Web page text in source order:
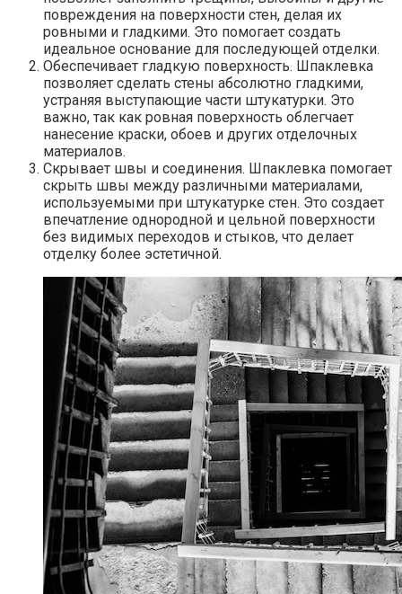
повреждения на поверхности стен, делая их
ровными и гладкими.​ Это помогает создать
идеальное основание для последующей отделки.​
Обеспечивает гладкую поверхность.​ Шпаклевка
позволяет сделать стены абсолютно гладкими,
устраняя выступающие части штукатурки. Это
важно, так как ровная поверхность облегчает
нанесение краски, обоев и других отделочных
материалов.​
Скрывает швы и соединения.​ Шпаклевка помогает
скрыть швы между различными материалами,
используемыми при штукатурке стен.​ Это создает
впечатление однородной и цельной поверхности
без видимых переходов и стыков, что делает
отделку более эстетичной.​